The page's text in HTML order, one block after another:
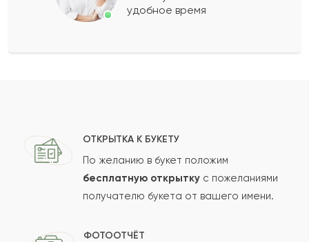
Ваш e-mail
Отзыв
удобное время
ОТКРЫТКА К БУКЕТУ
По желанию в букет положим
бесплатную открытку с пожеланиями
получателю букета от вашего имени.
ФОТООТЧЁТ